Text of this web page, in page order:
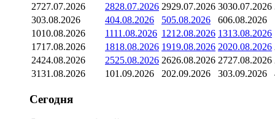
2727.07.2026 2828.07.2026 2929.07.2026 3030.07.2026
303.08.2026 404.08.2026 505.08.2026 606.08.2026
1010.08.2026 1111.08.2026 1212.08.2026 1313.08.2026
1717.08.2026 1818.08.2026 1919.08.2026 2020.08.2026
2424.08.2026 2525.08.2026 2626.08.2026 2727.08.2026
3131.08.2026 101.09.2026 202.09.2026 303.09.2026
Сегодня